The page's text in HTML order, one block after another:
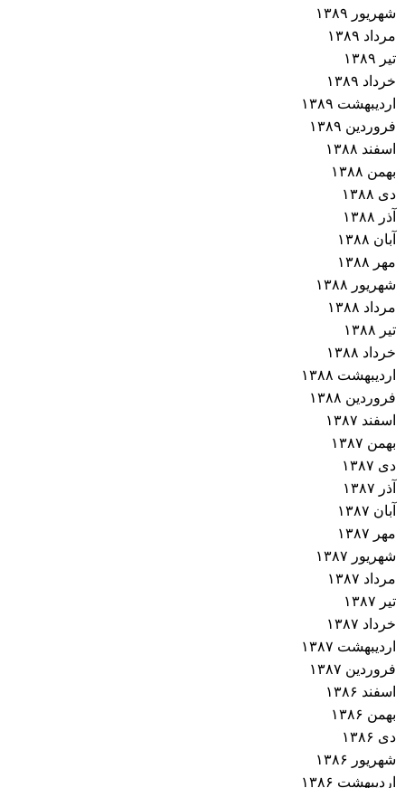
شهریور ۱۳۸۹
مرداد ۱۳۸۹
تیر ۱۳۸۹
خرداد ۱۳۸۹
اردیبهشت ۱۳۸۹
فروردین ۱۳۸۹
اسفند ۱۳۸۸
بهمن ۱۳۸۸
دی ۱۳۸۸
آذر ۱۳۸۸
آبان ۱۳۸۸
مهر ۱۳۸۸
شهریور ۱۳۸۸
مرداد ۱۳۸۸
تیر ۱۳۸۸
خرداد ۱۳۸۸
اردیبهشت ۱۳۸۸
فروردین ۱۳۸۸
اسفند ۱۳۸۷
بهمن ۱۳۸۷
دی ۱۳۸۷
آذر ۱۳۸۷
آبان ۱۳۸۷
مهر ۱۳۸۷
شهریور ۱۳۸۷
مرداد ۱۳۸۷
تیر ۱۳۸۷
خرداد ۱۳۸۷
اردیبهشت ۱۳۸۷
فروردین ۱۳۸۷
اسفند ۱۳۸۶
بهمن ۱۳۸۶
دی ۱۳۸۶
شهریور ۱۳۸۶
اردیبهشت ۱۳۸۶